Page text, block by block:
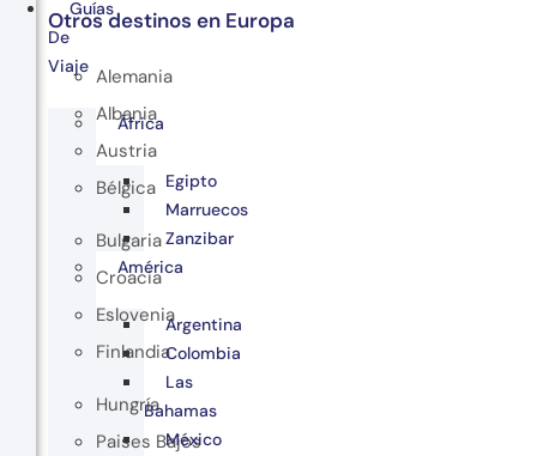
Otros destinos en Europa
Alemania
Albania
Austria
Bélgica
Bulgaria
Croacia
Eslovenia
Finlandia
Hungría
Paises Bajos
Guías
De
Viaje
África
Egipto
Marruecos
Zanzibar
América
Argentina
Colombia
Las
Bahamas
México